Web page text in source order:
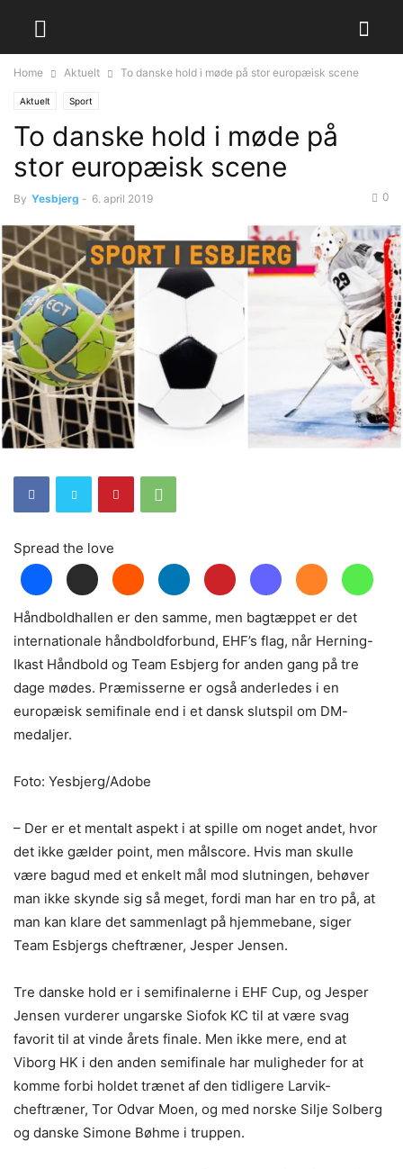
Home Aktuelt To danske hold i møde på stor europæisk scene
Aktuelt Sport
To danske hold i møde på
stor europæisk scene
By Yesbjerg - 6. april 2019 0
Spread the love
Håndboldhallen er den samme, men bagtæppet er det
internationale håndboldforbund, EHF’s flag, når Herning-
Ikast Håndbold og Team Esbjerg for anden gang på tre
dage mødes. Præmisserne er også anderledes i en
europæisk semifinale end i et dansk slutspil om DM-
medaljer.
Foto: Yesbjerg/Adobe
– Der er et mentalt aspekt i at spille om noget andet, hvor
det ikke gælder point, men målscore. Hvis man skulle
være bagud med et enkelt mål mod slutningen, behøver
man ikke skynde sig så meget, fordi man har en tro på, at
man kan klare det sammenlagt på hjemmebane, siger
Team Esbjergs cheftræner, Jesper Jensen.
Tre danske hold er i semifinalerne i EHF Cup, og Jesper
Jensen vurderer ungarske Siofok KC til at være svag
favorit til at vinde årets finale. Men ikke mere, end at
Viborg HK i den anden semifinale har muligheder for at
komme forbi holdet trænet af den tidligere Larvik-
cheftræner, Tor Odvar Moen, og med norske Silje Solberg
og danske Simone Bøhme i truppen.